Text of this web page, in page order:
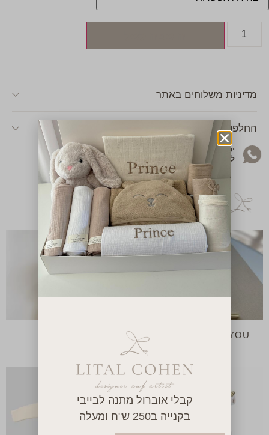
מדיניות משלוחים באתר
החלפות & החזרות
יש לך שאלה או שאת רוצה להתייעץ בקשר
למוצר? מוזמנת לפנות אליי בוואטסאפ!
מארזים נוספים
THE STORY OF YOU
קבלי אוברול מתנה לבייבי
בקנייה ב250 ש"ח ומעלה